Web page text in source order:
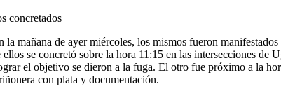
concretados
la mañana de ayer miércoles, los mismos fueron
se concretó sobre la hora 11:15 en las intersecciones
el objetivo se dieron a la fuga. El otro fue próximo a la
con plata y documentación.